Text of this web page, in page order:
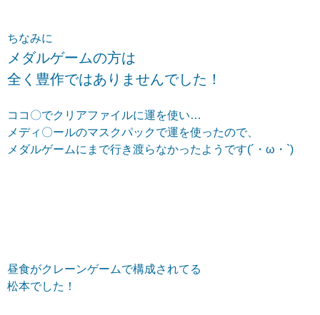
ちなみに
メダルゲームの方は
全く豊作ではありませんでした！
ココ〇でクリアファイルに運を使い…
メディ〇ールのマスクパックで運を使ったので、
メダルゲームにまで行き渡らなかったようです(´・ω・`)
昼食がクレーンゲームで構成されてる
松本でした！